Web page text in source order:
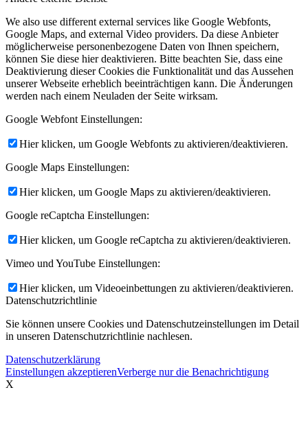
We also use different external services like Google Webfonts,
Google Maps, and external Video providers. Da diese Anbieter
möglicherweise personenbezogene Daten von Ihnen speichern,
können Sie diese hier deaktivieren. Bitte beachten Sie, dass eine
Deaktivierung dieser Cookies die Funktionalität und das Aussehen
unserer Webseite erheblich beeinträchtigen kann. Die Änderungen
werden nach einem Neuladen der Seite wirksam.
Google Webfont Einstellungen:
Hier klicken, um Google Webfonts zu aktivieren/deaktivieren.
Google Maps Einstellungen:
Hier klicken, um Google Maps zu aktivieren/deaktivieren.
Google reCaptcha Einstellungen:
Hier klicken, um Google reCaptcha zu aktivieren/deaktivieren.
Vimeo und YouTube Einstellungen:
Hier klicken, um Videoeinbettungen zu aktivieren/deaktivieren.
Datenschutzrichtlinie
Sie können unsere Cookies und Datenschutzeinstellungen im Detail
in unseren Datenschutzrichtlinie nachlesen.
Datenschutzerklärung
Einstellungen akzeptierenVerberge nur die Benachrichtigung
X